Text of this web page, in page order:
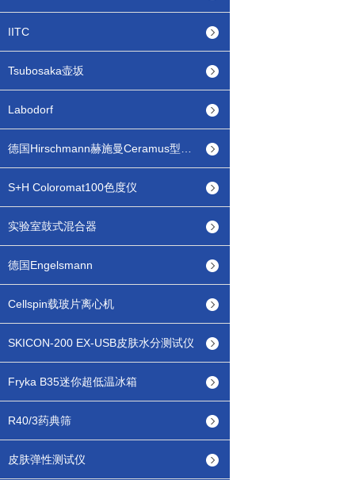
IITC
Tsubosaka壶坂
Labodorf
S+H Coloromat100色度仪
实验室鼓式混合器
德国Engelsmann
Cellspin载玻片离心机
SKICON-200 EX-USB皮肤水分测试仪
Fryka B35迷你超低温冰箱
R40/3药典筛
皮肤弹性测试仪